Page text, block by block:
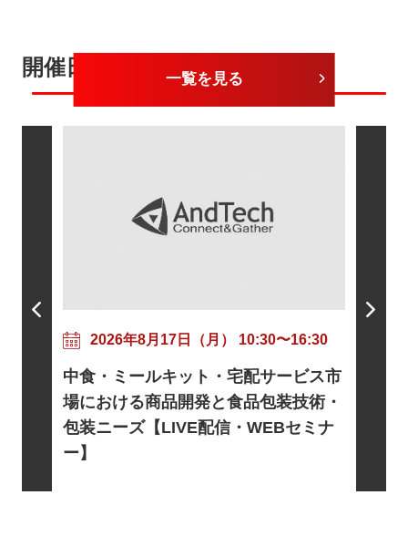
開催日が近いセミナー
一覧を見る
2026年8月17日（月） 10:30〜16:30
中食・ミールキット・宅配サービス市
場における商品開発と食品包装技術・
包装ニーズ【LIVE配信・WEBセミナ
ー】